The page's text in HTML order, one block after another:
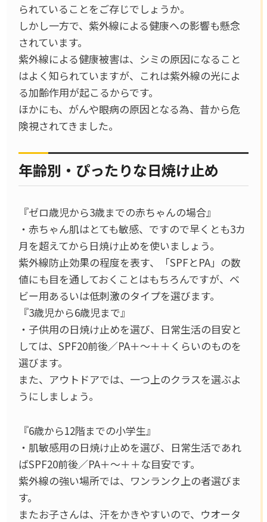
られていることをご存じでしょうか。
しかし一方で、紫外線による健康への影響も懸念
されています。
紫外線による健康被害は、シミの原因になること
はよく知られていますが、これは紫外線の光によ
る加齢作用が起こるからです。
ほかにも、がんや眼病の原因となる為、昔から危
険視されてきました。
年齢別・ぴったりな日焼け止め
『ゼロ歳児から3歳までの赤ちゃんの場合』
・赤ちゃん肌はとても敏感、ですので早くとも3カ
月を超えてから日焼け止めを使いましょう。
紫外線防止効果の程度を表す、「SPFとPA」の数
値にも目を通しておくことはもちろんですが、ベ
ビー用あるいは低刺激のタイプを選びます。
『3歳児から6歳児まで』
・子供用の日焼け止めを選び、日常生活の目安と
しては、SPF20前後／PA＋～＋＋くらいのものを
選びます。
また、アウトドアでは、一つ上のクラスを選ぶよ
うにしましょう。
『6歳から12階までの小学生』
・肌敏感用の日焼け止めを選び、日常生活であれ
ばSPF20前後／PA＋～＋＋な目安です。
紫外線の強い場所では、ワンランク上の者選びま
す。
またお子さんは、汗をかきやすいので、ウオータ